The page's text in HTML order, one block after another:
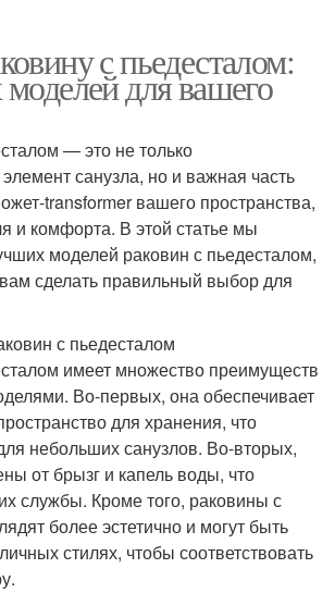
с пьедесталом:
для вашего
— это не только
санузла, но и важная часть
transformer вашего пространства,
и комфорта. В этой статье мы
моделей раковин с пьедесталом,
сделать правильный выбор для
с пьедесталом
имеет множество преимуществ
Во-первых, она обеспечивает
для хранения, что
небольших санузлов. Во-вторых,
от брызг и капель воды, что
службы. Кроме того, раковины с
более эстетично и могут быть
стилях, чтобы соответствовать